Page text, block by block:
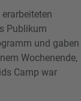
Publikum
und gaben
Wochenende,
Camp war